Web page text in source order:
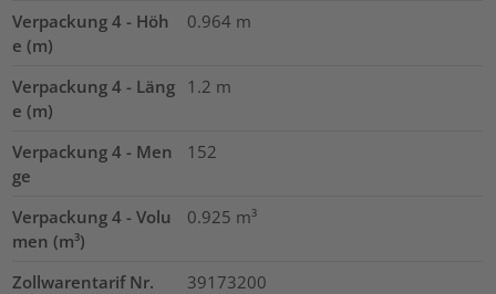
Verpackung 4 - Höh
e (m)
0.964 m
Verpackung 4 - Läng
e (m)
1.2 m
Verpackung 4 - Men
ge
152
Verpackung 4 - Volu
men (m³)
0.925 m³
Zollwarentarif Nr. 39173200